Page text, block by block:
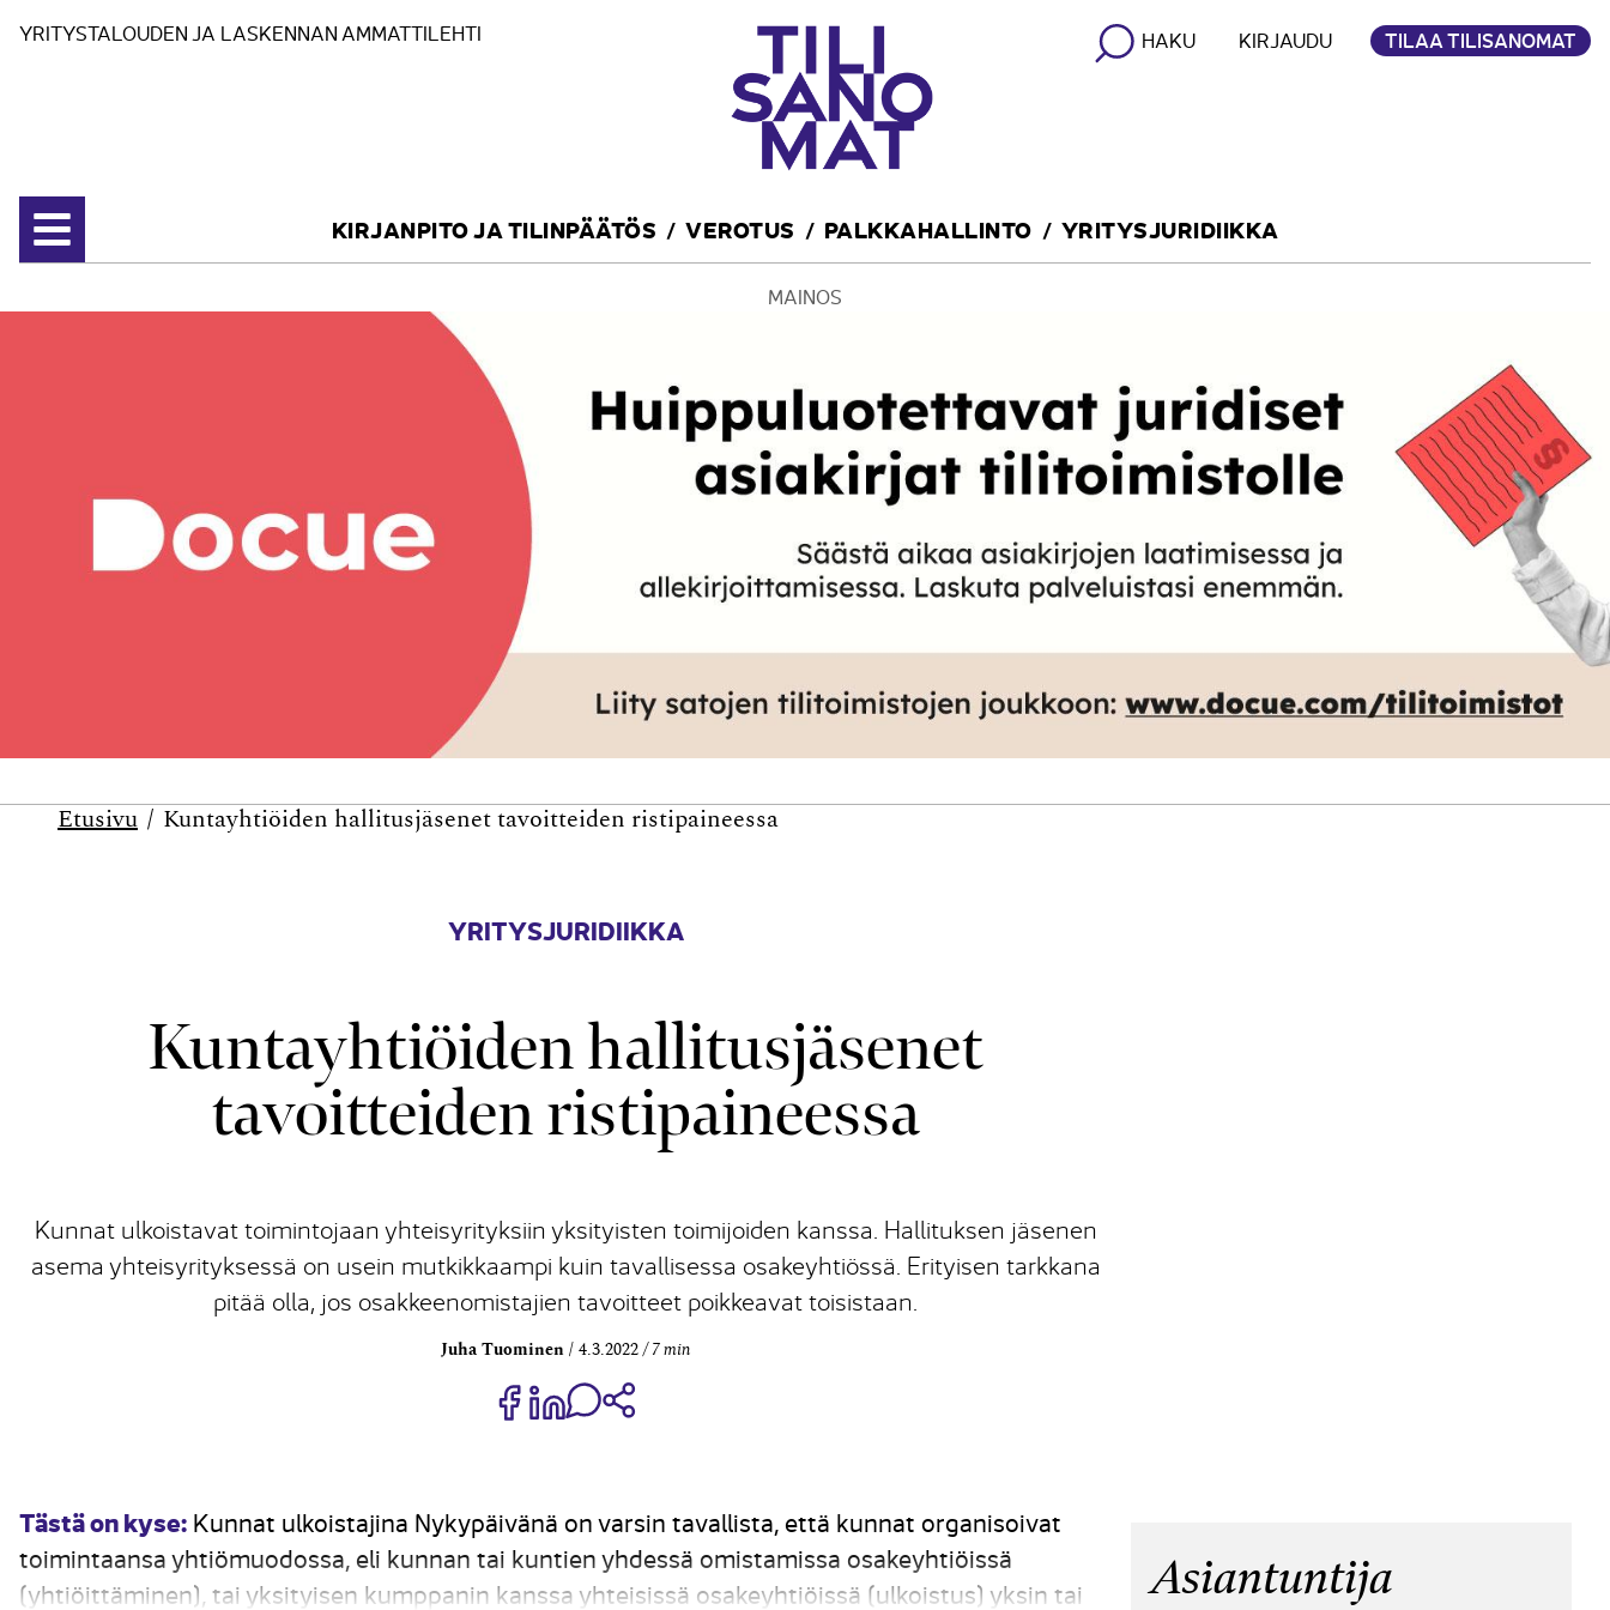
YRITYSTALOUDEN JA LASKENNAN AMMATTILEHTI HAKU KIRJAUDU TILAA TILISANOMAT
Avaa valikko
KIRJANPITO JA TILINPÄÄTÖS VEROTUS PALKKAHALLINTO YRITYSJURIDIIKKA
MAINOS
Etusivu Kuntayhtiöiden hallitusjäsenet tavoitteiden ristipaineessa
YRITYSJURIDIIKKA
Kuntayhtiöiden hallitusjäsenet
tavoitteiden ristipaineessa
Kunnat ulkoistavat toimintojaan yhteisyrityksiin yksityisten toimijoiden kanssa. Hallituksen jäsenen
asema yhteisyrityksessä on usein mutkikkaampi kuin tavallisessa osakeyhtiössä. Erityisen tarkkana
pitää olla, jos osakkeenomistajien tavoitteet poikkeavat toisistaan.
Juha Tuominen 4.3.2022 7 min
Jaa Share on Facebook
Jaa Share on LinkedIn
Jaa WhatsApp-viestinä
Tästä on kyse: Kunnat ulkoistajina Nykypäivänä on varsin tavallista, että kunnat organisoivat
toimintaansa yhtiömuodossa, eli kunnan tai kuntien yhdessä omistamissa osakeyhtiöissä
(yhtiöittäminen), tai ­yksityisen kumppanin kanssa yhteisissä osakeyhtiöissä (ulkoistus) yksin tai
Asiantuntija